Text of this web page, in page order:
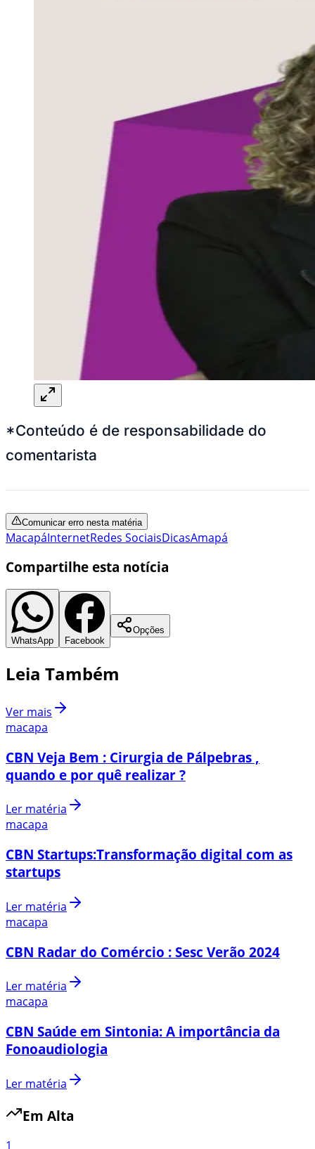
*Conteúdo é de responsabilidade do
comentarista
Comunicar erro nesta matéria
MacapáInternetRedes SociaisDicasAmapá
Compartilhe esta notícia
WhatsApp Facebook
Opções
Leia Também
Ver mais
macapa
CBN Veja Bem : Cirurgia de Pálpebras ,
quando e por quê realizar ?
Ler matéria
macapa
CBN Startups:Transformação digital com as
startups
Ler matéria
macapa
CBN Radar do Comércio : Sesc Verão 2024
Ler matéria
macapa
CBN Saúde em Sintonia: A importância da
Fonoaudiologia
Ler matéria
Em Alta
1